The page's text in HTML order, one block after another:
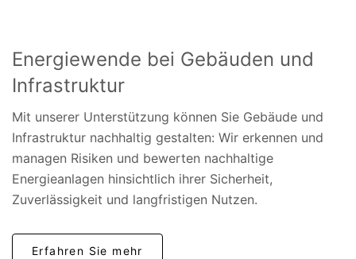
Energiewende bei Gebäuden und
Infrastruktur
Mit unserer Unterstützung können Sie Gebäude und
Infrastruktur nachhaltig gestalten: Wir erkennen und
managen Risiken und bewerten nachhaltige
Energieanlagen hinsichtlich ihrer Sicherheit,
Zuverlässigkeit und langfristigen Nutzen.
Erfahren Sie mehr